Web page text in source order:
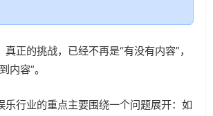
正的挑战，已经不再是“有没有内容”，
内容”。
乐行业的重点主要围绕一个问题展开：如